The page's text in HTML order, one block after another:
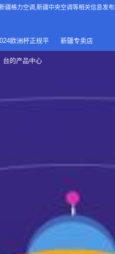
疆格力空调,新疆中央空调等相关信息发布
欧洲杯正规平
台的产品中心
家庭中央空调
家用空调
新疆专卖店